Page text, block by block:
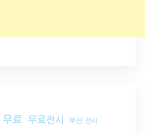
무료 무료전시 부산 전시